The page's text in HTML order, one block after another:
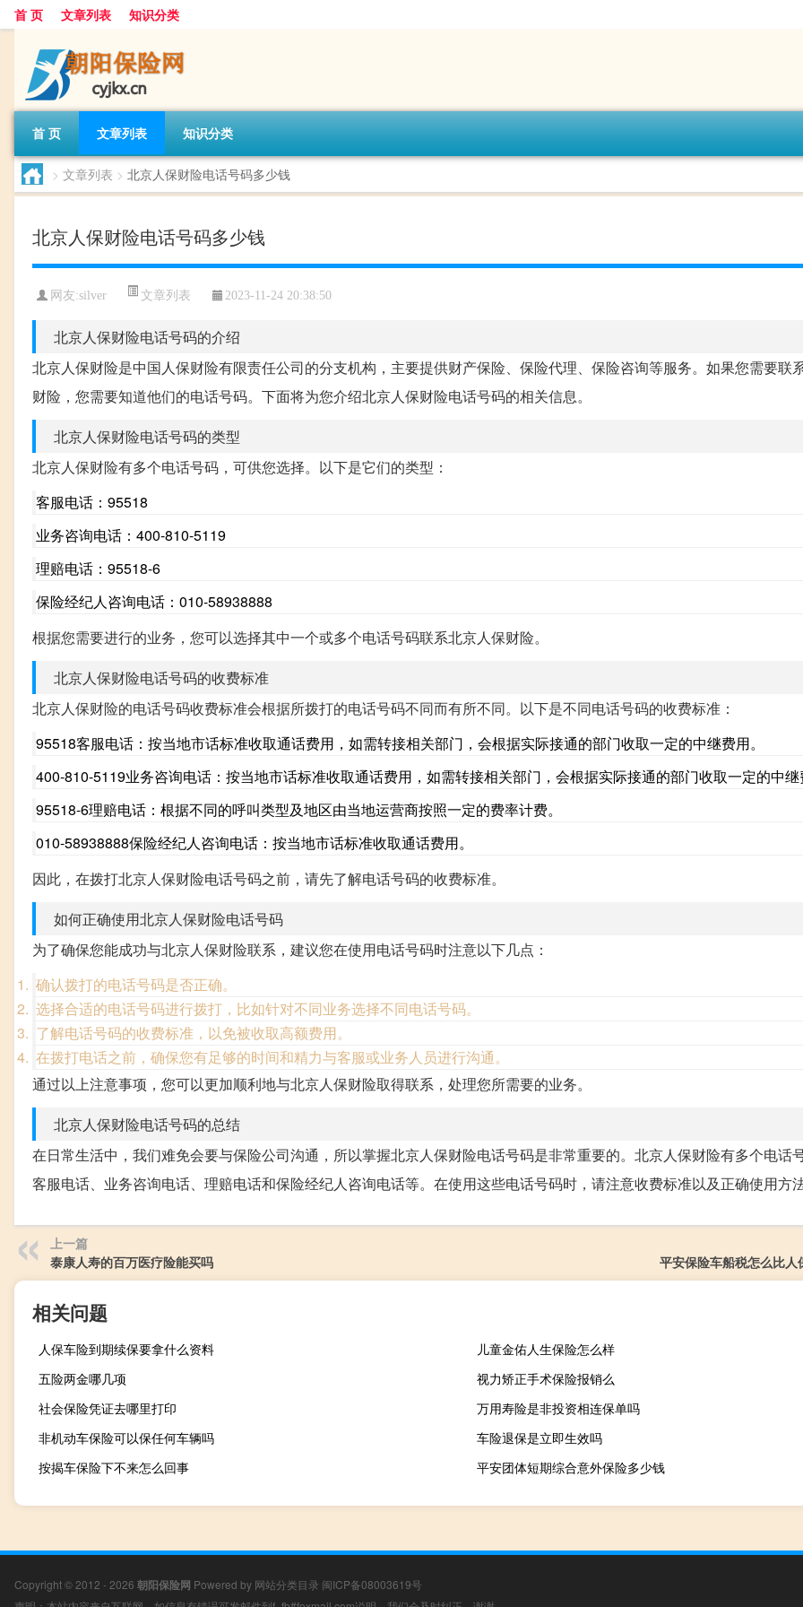
首 页 文章列表 知识分类
首 页 文章列表 知识分类
> 文章列表 > 北京人保财险电话号码多少钱
北京人保财险电话号码多少钱
网友:silver 文章列表 2023-11-24 20:38:50
北京人保财险电话号码的介绍
北京人保财险是中国人保财险有限责任公司的分支机构，主要提供财产保险、保险代理、保险咨询等服务。如果您需要联
财险，您需要知道他们的电话号码。下面将为您介绍北京人保财险电话号码的相关信息。
北京人保财险电话号码的类型
北京人保财险有多个电话号码，可供您选择。以下是它们的类型：
客服电话：95518
业务咨询电话：400-810-5119
理赔电话：95518-6
保险经纪人咨询电话：010-58938888
根据您需要进行的业务，您可以选择其中一个或多个电话号码联系北京人保财险。
北京人保财险电话号码的收费标准
北京人保财险的电话号码收费标准会根据所拨打的电话号码不同而有所不同。以下是不同电话号码的收费标准：
95518客服电话：按当地市话标准收取通话费用，如需转接相关部门，会根据实际接通的部门收取一定的中继费用。
400-810-5119业务咨询电话：按当地市话标准收取通话费用，如需转接相关部门，会根据实际接通的部门收取一定的中继
95518-6理赔电话：根据不同的呼叫类型及地区由当地运营商按照一定的费率计费。
010-58938888保险经纪人咨询电话：按当地市话标准收取通话费用。
因此，在拨打北京人保财险电话号码之前，请先了解电话号码的收费标准。
如何正确使用北京人保财险电话号码
为了确保您能成功与北京人保财险联系，建议您在使用电话号码时注意以下几点：
确认拨打的电话号码是否正确。
选择合适的电话号码进行拨打，比如针对不同业务选择不同电话号码。
了解电话号码的收费标准，以免被收取高额费用。
在拨打电话之前，确保您有足够的时间和精力与客服或业务人员进行沟通。
通过以上注意事项，您可以更加顺利地与北京人保财险取得联系，处理您所需要的业务。
北京人保财险电话号码的总结
在日常生活中，我们难免会要与保险公司沟通，所以掌握北京人保财险电话号码是非常重要的。北京人保财险有多个电话
客服电话、业务咨询电话、理赔电话和保险经纪人咨询电话等。在使用这些电话号码时，请注意收费标准以及正确使用方法
上一篇
泰康人寿的百万医疗险能买吗
平安保险车船税怎么比人
相关问题
人保车险到期续保要拿什么资料
儿童金佑人生保险怎么样
五险两金哪几项
视力矫正手术保险报销么
社会保险凭证去哪里打印
万用寿险是非投资相连保单吗
非机动车保险可以保任何车辆吗
车险退保是立即生效吗
按揭车保险下不来怎么回事
平安团体短期综合意外保险多少钱
Copyright © 2012 - 2026 朝阳保险网 Powered by 网站分类目录 闽ICP备08003619号